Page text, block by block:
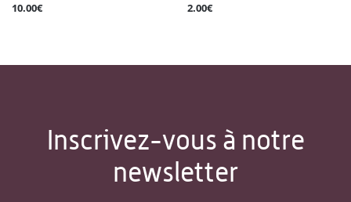
10.00€ 2.00€
Inscrivez-vous à notre
newsletter